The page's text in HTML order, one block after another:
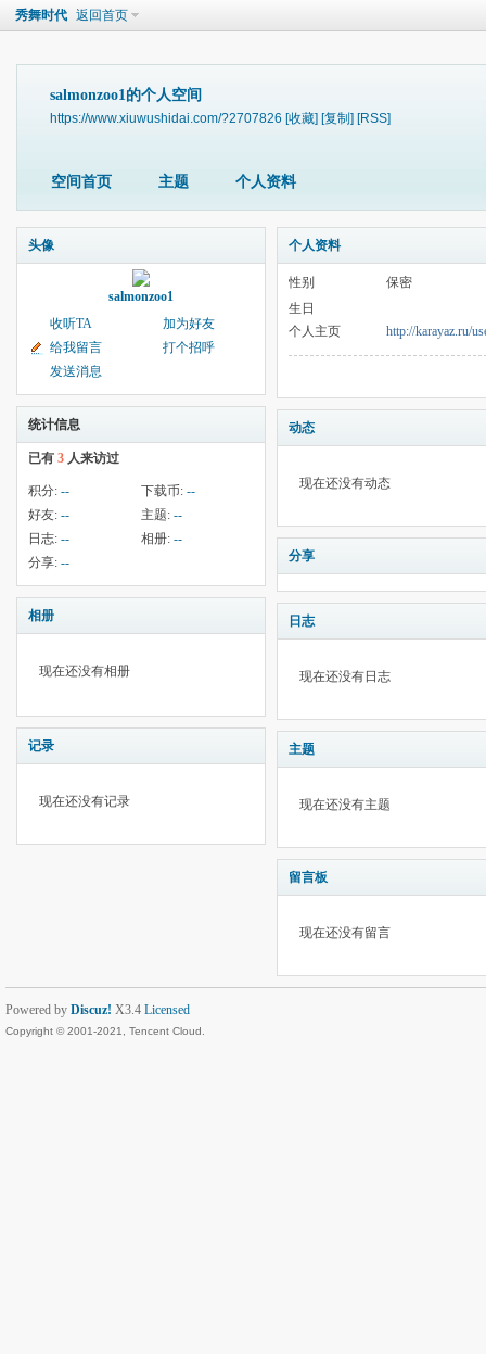
秀舞时代 返回首页
salmonzoo1的个人空间
https://www.xiuwushidai.com/?2707826 [收藏] [复制] [RSS]
空间首页 主题 个人资料
头像
salmonzoo1
收听TA
加为好友
给我留言
打个招呼
发送消息
统计信息
已有 3 人来访过
积分: -- 下载币: --
好友: -- 主题: --
日志: -- 相册: --
分享: --
相册
现在还没有相册
记录
现在还没有记录
个人资料
性别
保密
生日
个人主页
http://karayaz.ru/
动态
现在还没有动态
分享
日志
现在还没有日志
主题
现在还没有主题
留言板
现在还没有留言
Powered by Discuz! X3.4 Licensed
Copyright © 2001-2021, Tencent Cloud.